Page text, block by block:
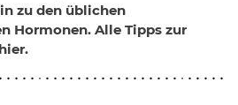
zu den üblichen
Hormonen. Alle Tipps zur